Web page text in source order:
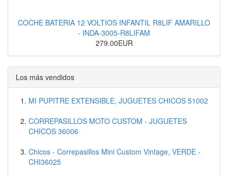
COCHE BATERIA 12 VOLTIOS INFANTIL R8LIF AMARILLO
- INDA-3005-R8LIFAM
279.00EUR
Los más vendidos
MI PUPITRE EXTENSIBLE, JUGUETES CHICOS 51002
CORREPASILLOS MOTO CUSTOM - JUGUETES
CHICOS 36006
Chicos - Correpasillos Mini Custom Vintage, VERDE -
CHI36025